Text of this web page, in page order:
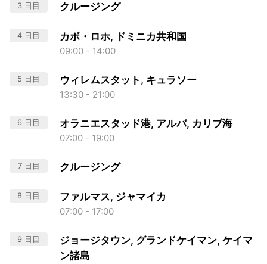
3 日目 クルージング
4 日目 カボ・ロホ, ドミニカ共和国
09:00 - 14:00
5 日目 ウィレムスタット, キュラソー
13:30 - 21:00
6 日目 オラニエスタッド港, アルバ, カリブ海
07:00 - 19:00
7 日目 クルージング
8 日目 ファルマス, ジャマイカ
07:00 - 17:00
9 日目
ジョージタウン, グランドケイマン, ケイマ
ン諸島